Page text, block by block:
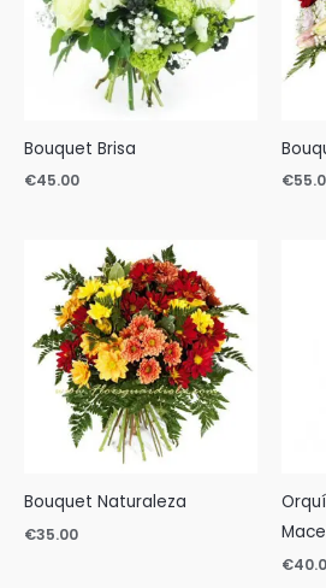
Bouquet Brisa
€45.00 €
Bouquet Naturaleza
€35.00
€